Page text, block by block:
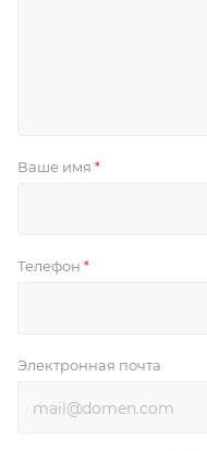
Ваше имя *
Телефон *
Электронная почта